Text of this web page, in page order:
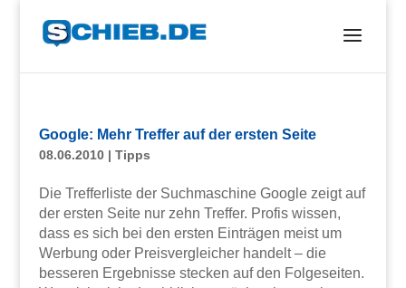
Google: Mehr Treffer auf der ersten Seite
08.06.2010| Tipps
Die Trefferliste der Suchmaschine Google zeigt auf
der ersten Seite nur zehn Treffer. Profis wissen,
dass es sich bei den ersten Einträgen meist um
Werbung oder Preisvergleicher handelt – die
besseren Ergebnisse stecken auf den Folgeseiten.